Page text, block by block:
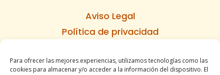
Para ofrecer las mejores experiencias, utilizamos tecnologías como las
cookies para almacenar y/o acceder a la información del dispositivo. El
Aviso Legal
Política de privacidad
Informe de accesibilidad